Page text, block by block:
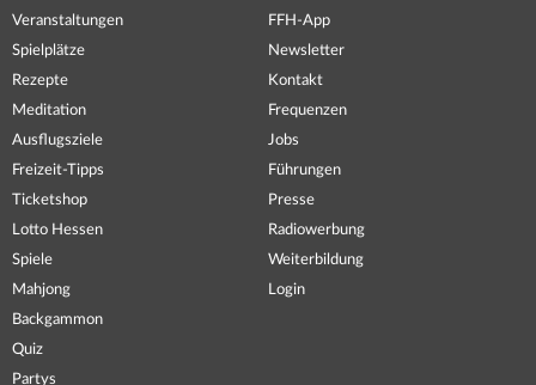
Veranstaltungen
Spielplätze
Rezepte
Meditation
Ausflugsziele
Freizeit-Tipps
Ticketshop
Lotto Hessen
Spiele
Mahjong
Backgammon
Quiz
Partys
FFH-App
Newsletter
Kontakt
Frequenzen
Jobs
Führungen
Presse
Radiowerbung
Weiterbildung
Login